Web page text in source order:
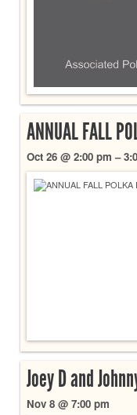
ANNUAL FALL
Oct 26 @ 2:00 pm –
Joey D and
Nov 8 @ 7:00 pm